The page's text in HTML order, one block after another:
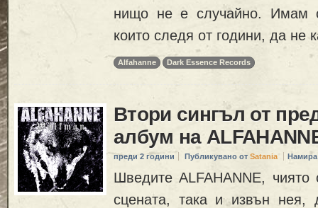
нищо не е случайно. Имам
които следя от години, да не
Alfahanne Dark Essence Records
Втори сингъл от
албум на
преди 2 години Публикувано от Satania
Шведите ALFAHANNE, чиято
сцената, така и извън нея,